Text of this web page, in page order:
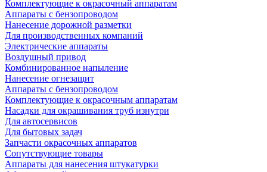
Комплектующие к окрасочный аппаратам
Аппараты с бензопроводом
Нанесение дорожной разметки
Для производственных компаний
Электрические аппараты
Воздушный привод
Комбинированное напыление
Нанесение огнезащит
Аппараты с бензопроводом
Комплектующие к окрасочным аппаратам
Насадки для окрашивания труб изнутри
Для автосервисов
Для бытовых задач
Запчасти окрасочных аппаратов
Сопутствующие товары
Аппараты для нанесения штукатурки